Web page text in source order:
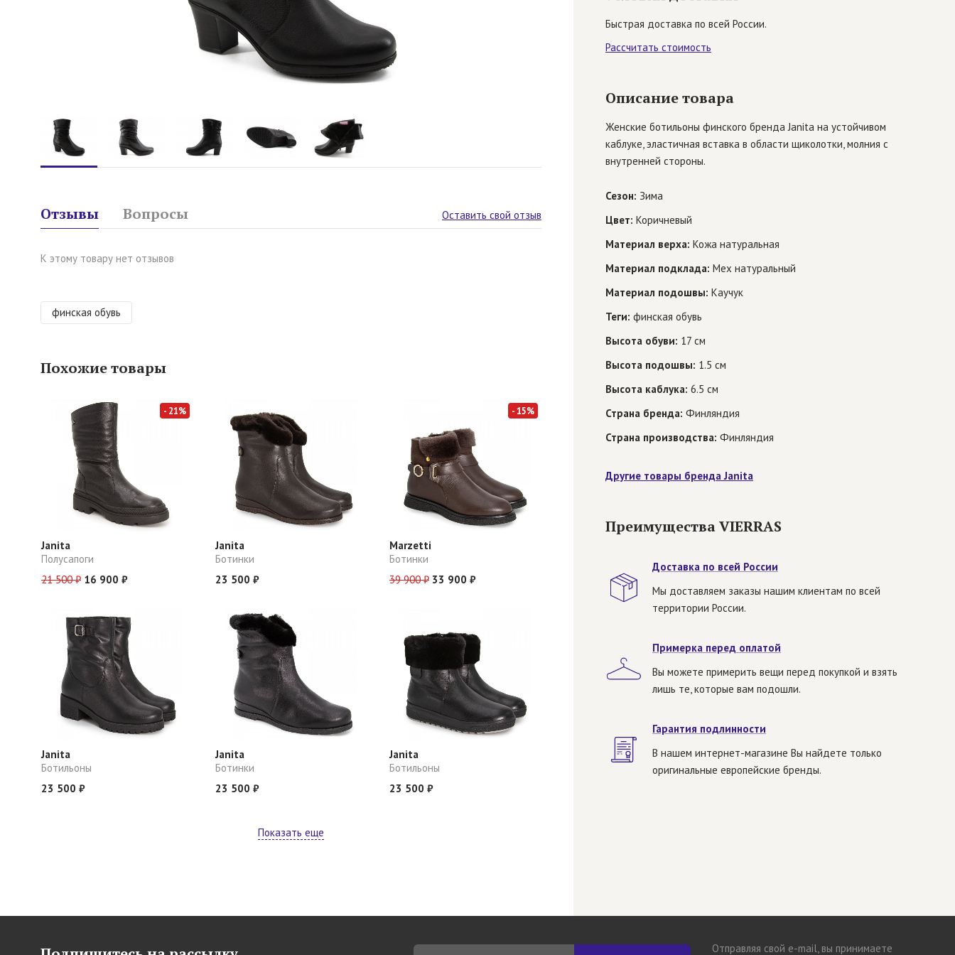
Отзывы Вопросы Оставить свой отзыв
К этому товару нет отзывов
финская обувь
Похожие товары
- 21%
Janita
Полусапоги
21 500 ₽ 16 900 ₽
Janita
Ботинки
23 500 ₽
- 15%
Marzetti
Ботинки
39 900 ₽ 33 900 ₽
Janita
Ботильоны
23 500 ₽
Janita
Ботинки
23 500 ₽
Janita
Ботильоны
23 500 ₽
Показать еще
Быстрая доставка по всей России.
Рассчитать стоимость
Описание товара
Женские ботильоны финского бренда Janita на устойчивом
каблуке, эластичная вставка в области щиколотки, молния с
внутренней стороны.
Сезон: Зима
Цвет: Коричневый
Материал верха: Кожа натуральная
Материал подклада: Мех натуральный
Материал подошвы: Каучук
Теги: финская обувь
Высота обуви: 17 см
Высота подошвы: 1.5 см
Высота каблука: 6.5 см
Страна бренда: Финляндия
Страна производства: Финляндия
Другие товары бренда Janita
Преимущества VIERRAS
Доставка по всей России
Мы доставляем заказы нашим клиентам по всей
территории России.
Примерка перед оплатой
Вы можете примерить вещи перед покупкой и взять
лишь те, которые вам подошли.
Гарантия подлинности
В нашем интернет-магазине Вы найдете только
оригинальные европейские бренды.
Отправляя свой e-mail, вы принимаете